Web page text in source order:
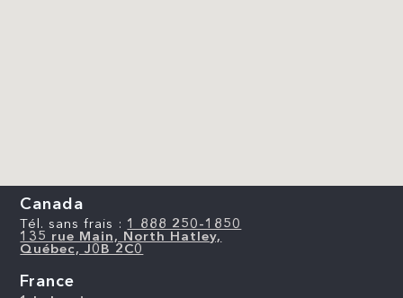
Canada
Tél. sans frais : 1 888 250-1850
135 rue Main, North Hatley,
Québec, J0B 2C0
France